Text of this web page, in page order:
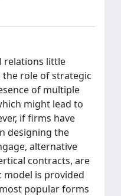
relations little
role of strategic
of multiple
might lead to
if firms have
designing the
alternative
contracts, are
model is provided
popular forms